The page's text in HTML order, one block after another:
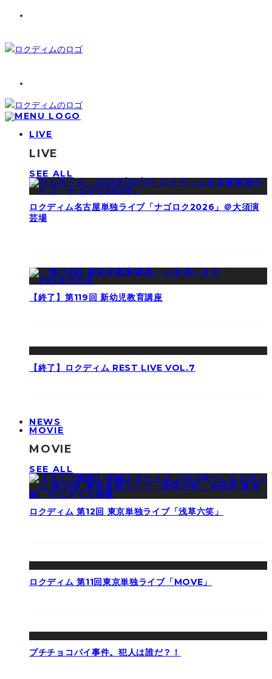
LIVE
LIVE
SEE ALL
ロクディム名古屋単独ライブ「ナゴロク2026」＠大須演
芸場
【終了】第119回 新幼児教育講座
【終了】ロクディム REST LIVE VOL.7
NEWS
MOVIE
MOVIE
SEE ALL
ロクディム 第12回 東京単独ライブ「浅草六笑」
ロクディム 第11回東京単独ライブ「MOVE」
プチチョコパイ事件。犯人は誰だ？！